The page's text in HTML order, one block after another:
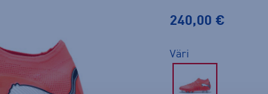
240,00 €
Väri